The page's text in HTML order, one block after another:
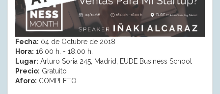
Fecha: 04 de Octubre de 2018
Hora: 16:00 h. - 18:00 h.
Lugar: Arturo Soria 245, Madrid, EUDE Business School
Precio: Gratuito
Aforo: COMPLETO